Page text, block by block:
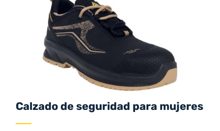
Calzado de seguridad para mujeres